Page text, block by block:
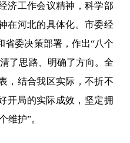
济工作会议精神，科学部
在河北的具体化。市委经
省委决策部署，作出“八个
了思路、明确了方向。全
，结合我区实际，不折不
开局的实际成效，坚定拥
维护”。